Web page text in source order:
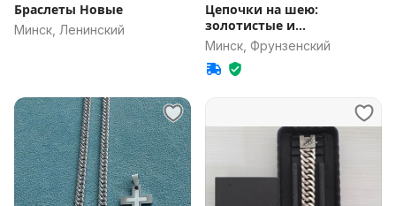
Браслеты Новые
Минск, Ленинский
Цепочки на шею:
золотистые и
серебристые
Минск, Фрунзенский